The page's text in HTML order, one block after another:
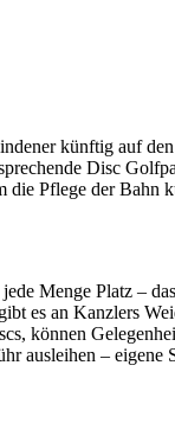
künftig auf
Disc
die Pflege der
Menge Platz –
es an Kanzlers
können
ausleihen –